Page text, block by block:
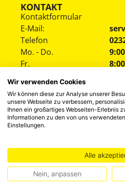
KONTAKT
Kontaktformular
E-Mail:
Telefon
Mo. - Do.
Fr.
©2026 NWB
HINWEISGEBERSYSTEM
Wir verwenden Cookies
Wir können diese zur Analyse unserer
unsere Webseite zu verbessern,
Ihnen ein großartiges Webseiten-Erlebnis
Informationen zu den von uns
Einstellungen.
Alle
Nein, anpassen